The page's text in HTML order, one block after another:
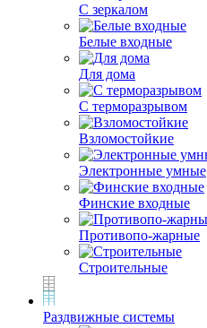
С зеркалом
Белые входные
Для дома
С терморазрывом
Взломостойкие
Электронные умные
Финские входные
Противопо-жарные
Строительные
Раздвижные системы